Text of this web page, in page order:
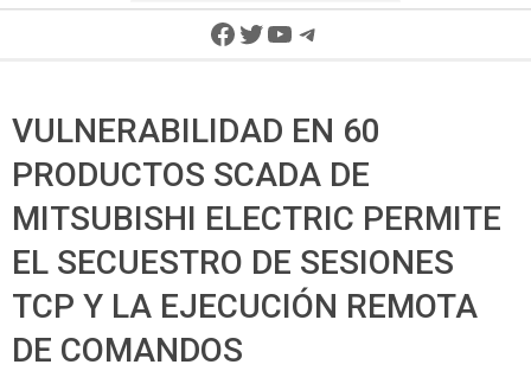
Facebook
Twitter
YouTube
Telegram
VULNERABILIDAD EN 60
PRODUCTOS SCADA DE
MITSUBISHI ELECTRIC PERMITE
EL SECUESTRO DE SESIONES
TCP Y LA EJECUCIÓN REMOTA
DE COMANDOS